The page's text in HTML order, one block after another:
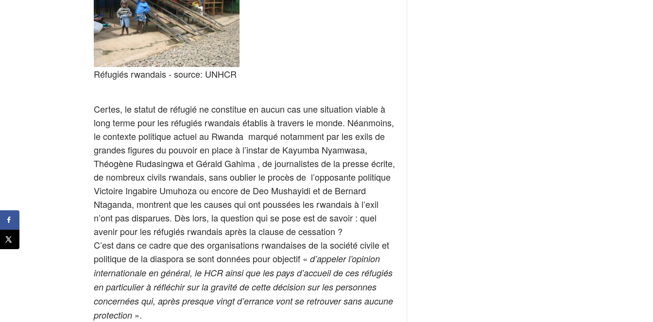
Réfugiés rwandais - source: UNHCR
Certes, le statut de réfugié ne constitue en aucun cas une situation viable à
long terme pour les réfugiés rwandais établis à travers le monde. Néanmoins,
le contexte politique actuel au Rwanda marqué notamment par les exils de
grandes figures du pouvoir en place à l’instar de Kayumba Nyamwasa,
Théogène Rudasingwa et Gérald Gahima , de journalistes de la presse écrite,
de nombreux civils rwandais, sans oublier le procès de l’opposante politique
Victoire Ingabire Umuhoza ou encore de Deo Mushayidi et de Bernard
Ntaganda, montrent que les causes qui ont poussées les rwandais à l’exil
n’ont pas disparues. Dès lors, la question qui se pose est de savoir : quel
avenir pour les réfugiés rwandais après la clause de cessation ?
C’est dans ce cadre que des organisations rwandaises de la société civile et
politique de la diaspora se sont données pour objectif « d’appeler l’opinion
internationale en général, le HCR ainsi que les pays d’accueil de ces réfugiés
en particulier à réfléchir sur la gravité de cette décision sur les personnes
concernées qui, après presque vingt d’errance vont se retrouver sans aucune
protection».